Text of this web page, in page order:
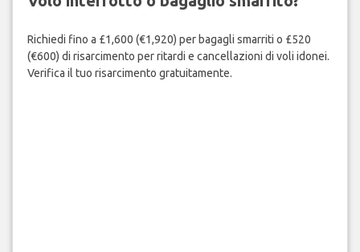
Richiedi fino a £1,600 (€1,920) per bagagli smarriti o £520
(€600) di risarcimento per ritardi e cancellazioni di voli idonei.
Verifica il tuo risarcimento gratuitamente.